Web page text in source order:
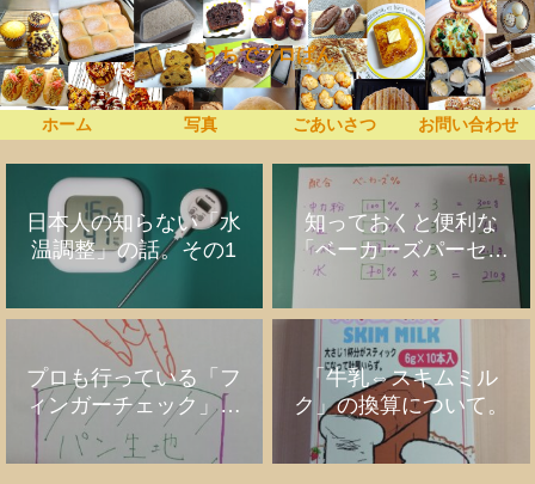
うちでプロぱん
ホーム 写真 ごあいさつ お問い合わせ
日本人の知らない「水
温調整」の話。その1
知っておくと便利な
「ベーカーズパーセン
ト」の話
プロも行っている「フ
ィンガーチェック」の
話。
「牛乳⇔スキムミル
ク」の換算について。